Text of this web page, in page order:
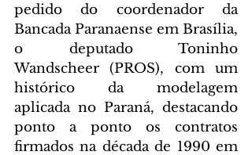
pedido do coordenador da
Bancada Paranaense em Brasília,
o deputado Toninho
Wandscheer (PROS), com um
histórico da modelagem
aplicada no Paraná, destacando
ponto a ponto os contratos
firmados na década de 1990 em